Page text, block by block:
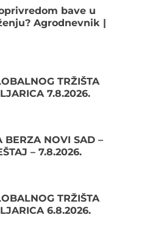
bave u
Agrodnevnik |
TRŽIŠTA
7.8.2026.
BERZA NOVI SAD –
– 7.8.2026.
TRŽIŠTA
6.8.2026.